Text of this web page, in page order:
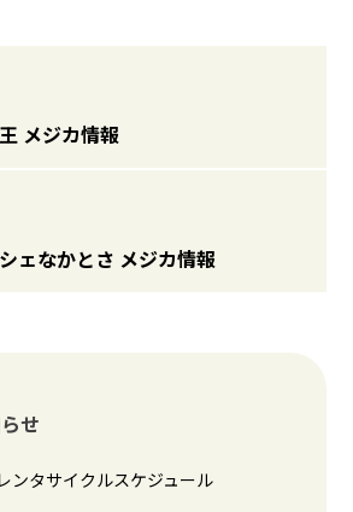
メジカ情報
ェなかとさ メジカ情報
せ
ンタサイクルスケジュール